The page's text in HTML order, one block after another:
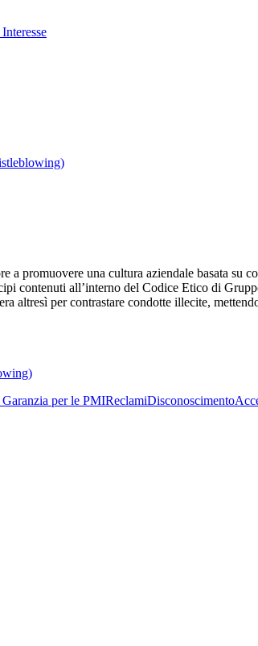
a promuovere una cultura aziendale basata
contenuti all’interno del Codice Etico di
altresì per contrastare condotte illecite,
per le PMIReclamiDisconoscimento